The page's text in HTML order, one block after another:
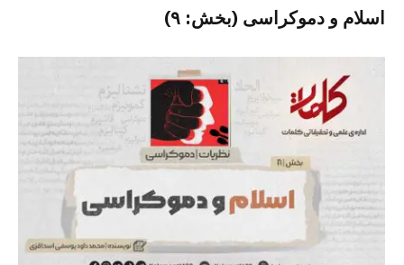
اسلام و دموکراسی (بخش: ۹)